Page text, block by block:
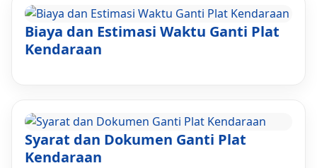
Biaya dan Estimasi Waktu Ganti Plat
Kendaraan
Syarat dan Dokumen Ganti Plat
Kendaraan